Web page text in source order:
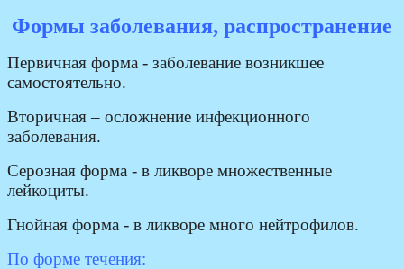
Формы заболевания, распространение
Первичная форма - заболевание возникшее
самостоятельно.
Вторичная – осложнение инфекционного
заболевания.
Серозная форма - в ликворе множественные
лейкоциты.
Гнойная форма - в ликворе много нейтрофилов.
По форме течения: